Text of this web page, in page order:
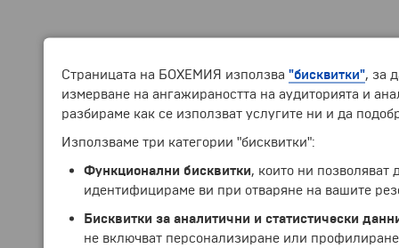
Страницата на БОХЕМИЯ използва "бисквитки", за
измерване на ангажираността на аудиторията и
разбираме как се използват услугите ни и да
Използваме три категории "бисквитки":
Функционални бисквитки, които ни позволяват
идентифицираме ви при отваряне на вашите
Бисквитки за аналитични и статистически
не включват персонализиране или